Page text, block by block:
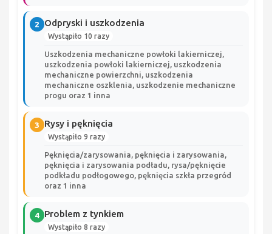
2 Odpryski i uszkodzenia
Wystąpiło 10 razy
Uszkodzenia mechaniczne powłoki lakierniczej,
uszkodzenia powłoki lakierniczej, uszkodzenia
mechaniczne powierzchni, uszkodzenia
mechaniczne oszklenia, uszkodzenie mechaniczne
progu oraz 1 inna
3 Rysy i pęknięcia
Wystąpiło 9 razy
Pęknięcia/zarysowania, pęknięcia i zarysowania,
pęknięcia i zarysowania podładu, rysa/pęknięcie
podkładu podłogowego, pęknięcia szkła przegród
oraz 1 inna
4 Problem z tynkiem
Wystąpiło 8 razy